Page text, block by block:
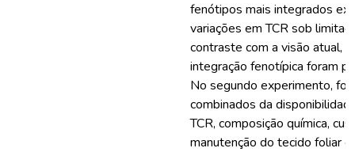
fenótipos mais integrados
variações em TCR sob
contraste com a visão atual,
integração fenotípica foram
No segundo experimento,
combinados da
TCR, composição química,
manutenção do tecido foliar